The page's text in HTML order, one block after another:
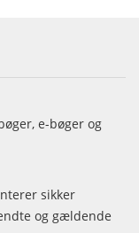
e-bøger og
sikker
og gældende